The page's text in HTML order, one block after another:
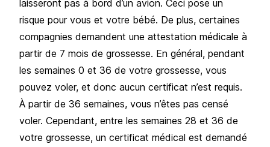
laisseront pas à bord d’un avion. Ceci pose un
risque pour vous et votre bébé. De plus, certaines
compagnies demandent une attestation médicale à
partir de 7 mois de grossesse. En général, pendant
les semaines 0 et 36 de votre grossesse, vous
pouvez voler, et donc aucun certificat n’est requis.
À partir de 36 semaines, vous n’êtes pas censé
voler. Cependant, entre les semaines 28 et 36 de
votre grossesse, un certificat médical est demandé